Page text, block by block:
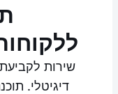
שירות לקביעת
דיגיטלי.